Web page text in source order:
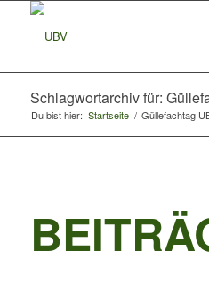
Schlagwortarchiv für:
Du bist hier: Startseite / Güllefachtag